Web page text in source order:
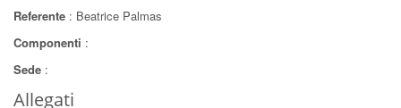
Referente : Beatrice Palmas
Componenti :
Sede :
Allegati